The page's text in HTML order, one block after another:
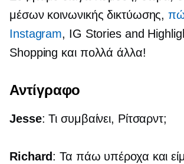
μέσων κοινωνικής δικτύωσης,
Instagram, IG Stories and
Shopping και πολλά άλλα!
Αντίγραφο
Jesse: Τι συμβαίνει, Ρίτσαρντ;
Richard: Τα πάω υπέροχα και